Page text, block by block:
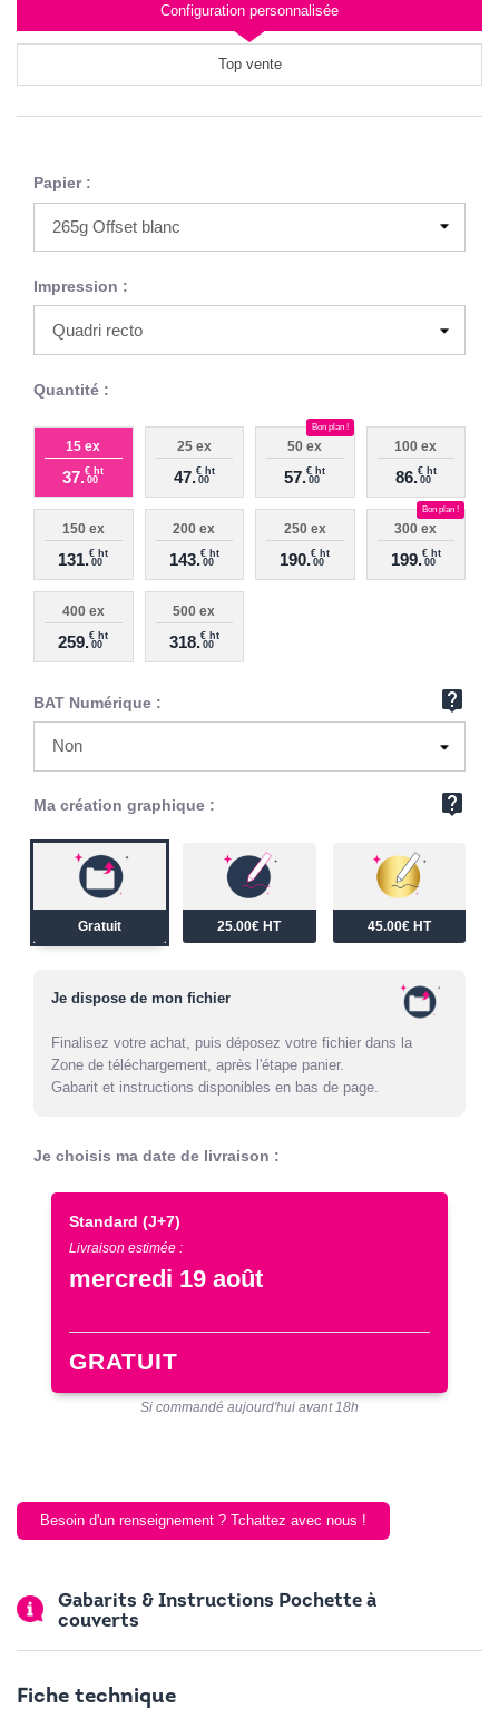
Configuration personnalisée
Top vente
Papier :
Impression :
Quantité :
15 ex
37.€ ht
00
25 ex
47.€ ht
00
50 ex
Bon plan !
57.€ ht
00
100 ex
86.€ ht
00
150 ex
131.€ ht
00
200 ex
143.€ ht
00
250 ex
190.€ ht
00
300 ex
Bon plan !
199.€ ht
00
400 ex
259.€ ht
00
500 ex
318.€ ht
00
BAT Numérique : live_help
Ma création graphique :
Gratuit 25.00€ HT 45.00€ HT
Je dispose de mon fichier
Finalisez votre achat, puis déposez votre fichier dans la
Zone de téléchargement, après l'étape panier.
Gabarit et instructions disponibles en bas de page.
live_help
Je choisis ma date de livraison :
Standard (J+7)
Livraison estimée :
mercredi 19 août
GRATUIT
Si commandé aujourd'hui avant 18h
Besoin d'un renseignement ? Tchattez avec nous !
Gabarits & Instructions Pochette à
couverts
Fiche technique